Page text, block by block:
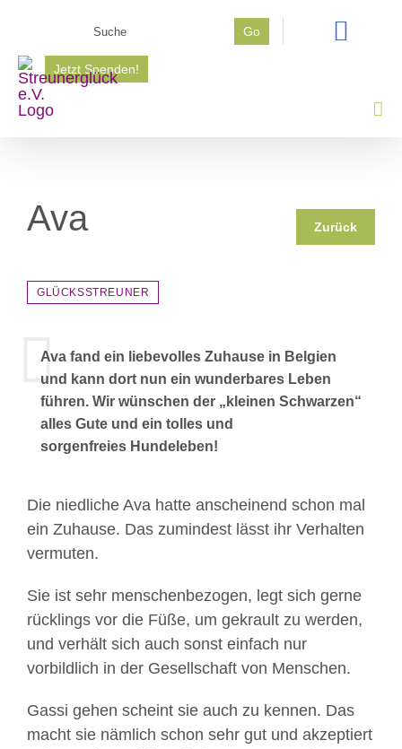
springen
Go
Jetzt Spenden!
Ava Zurück
GLÜCKSSTREUNER
Ava fand ein liebevolles Zuhause in Belgien
und kann dort nun ein wunderbares Leben
führen. Wir wünschen der „kleinen Schwarzen“
alles Gute und ein tolles und
sorgenfreies Hundeleben!
Die niedliche Ava hatte anscheinend schon mal
ein Zuhause. Das zumindest lässt ihr Verhalten
vermuten.
Sie ist sehr menschenbezogen, legt sich gerne
rücklings vor die Füße, um gekrault zu werden,
und verhält sich auch sonst einfach nur
vorbildlich in der Gesellschaft von Menschen.
Gassi gehen scheint sie auch zu kennen. Das
macht sie nämlich schon sehr gut und akzeptiert